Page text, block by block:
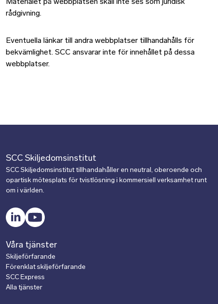
Materialet på webbplatsen skall inte ses som juridisk
rådgivning.
Eventuella länkar till andra webbplatser tillhandahålls för
bekvämlighet. SCC ansvarar inte för innehållet på dessa
webbplatser.
SCC Skiljedomsinstitut
SCC Skiljedomsinstitut tillhandahåller en neutral, oberoende och
opartisk mötesplats för tvistlösning i kommersiell verksamhet runt
om i världen.
LinkedInYouTube
Våra tjänster
Skiljeförfarande
Förenklat skiljeförfarande
SCC Express
Alla tjänster